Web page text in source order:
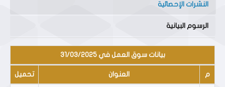
النشرات الإحصائية
الرسوم البيانية
بيانات سوق العمل في 31/03/2025
م العنوان تحميل